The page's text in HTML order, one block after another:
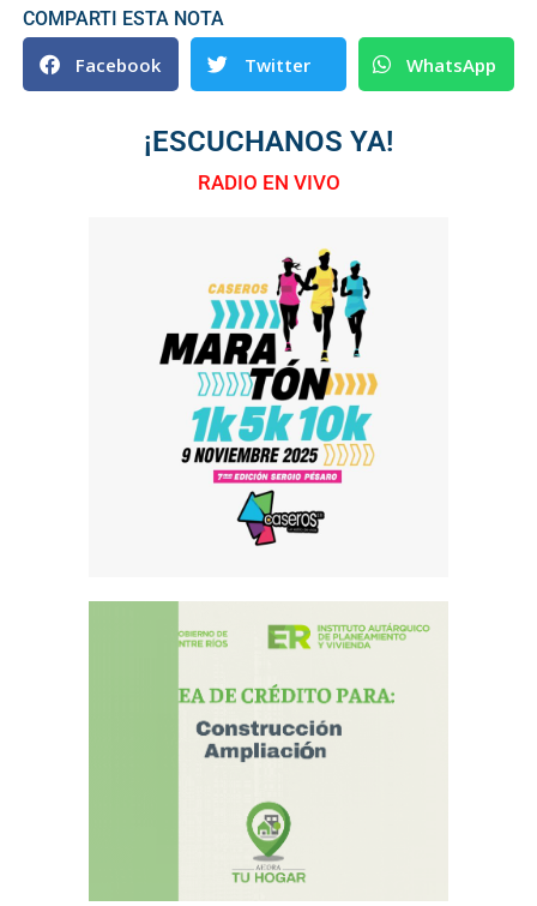
COMPARTI ESTA NOTA
Facebook Twitter WhatsApp
¡ESCUCHANOS YA!
RADIO EN VIVO